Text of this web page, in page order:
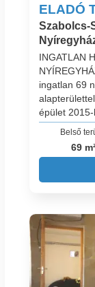
ELADÓ
Szabolcs-
INGATLAN
ingatlan 69
épület 2015-
Belső
69